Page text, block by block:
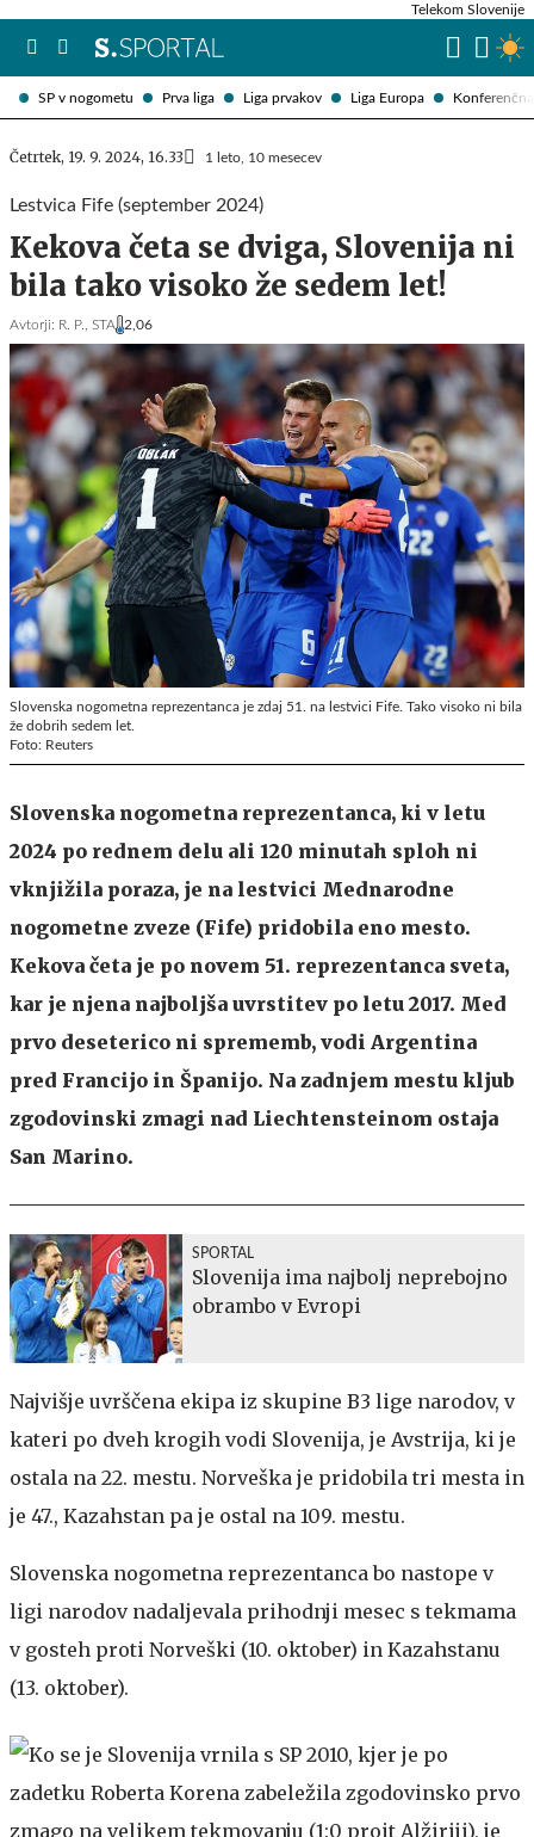
SP v nogometu Prva liga Liga prvakov Liga Europa
Telekom Slovenije
Četrtek, 19. 9. 2024, 16.33 1 leto, 10 mesecev
Lestvica Fife (september 2024)
Kekova četa se dviga, Slovenija ni
bila tako visoko že sedem let!
Avtorji: R. P., STA 2,06
Slovenska nogometna reprezentanca je zdaj 51. na lestvici Fife. Tako visoko ni bila
že dobrih sedem let.
Foto: Reuters
Slovenska nogometna reprezentanca, ki v letu
2024 po rednem delu ali 120 minutah sploh ni
vknjižila poraza, je na lestvici Mednarodne
nogometne zveze (Fife) pridobila eno mesto.
Kekova četa je po novem 51. reprezentanca sveta,
kar je njena najboljša uvrstitev po letu 2017. Med
prvo deseterico ni sprememb, vodi Argentina
pred Francijo in Španijo. Na zadnjem mestu kljub
zgodovinski zmagi nad Liechtensteinom ostaja
San Marino.
SPORTAL
Slovenija ima najbolj neprebojno
obrambo v Evropi
Najvišje uvrščena ekipa iz skupine B3 lige narodov, v
kateri po dveh krogih vodi Slovenija, je Avstrija, ki je
ostala na 22. mestu. Norveška je pridobila tri mesta in
je 47., Kazahstan pa je ostal na 109. mestu.
Slovenska nogometna reprezentanca bo nastope v
ligi narodov nadaljevala prihodnji mesec s tekmama
v gosteh proti Norveški (10. oktober) in Kazahstanu
(13. oktober).